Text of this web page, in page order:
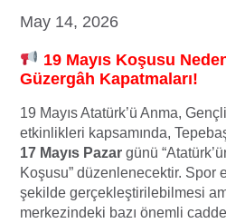
May 14, 2026
19 Mayıs Koşusu
Güzergâh Kapatmaları!
19 Mayıs Atatürk’ü Anma,
etkinlikleri kapsamında,
17 Mayıs Pazar günü
Koşusu” düzenlenecektir. Spor
şekilde gerçekleştirilebilmesi
merkezindeki bazı önemli